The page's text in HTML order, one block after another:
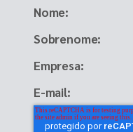
Nome
Sobrenome
Empresa
E-mail